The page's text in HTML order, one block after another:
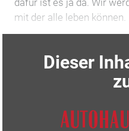
mit der alle leben können.
Dieser